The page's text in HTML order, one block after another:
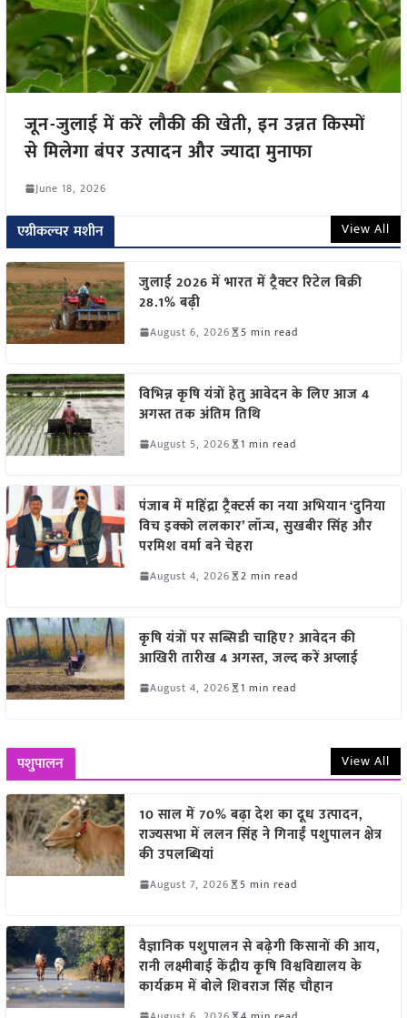
जून-जुलाई में करें लौकी की खेती, इन उन्नत किस्मों
से मिलेगा बंपर उत्पादन और ज्यादा मुनाफा
June 18, 2026
एग्रीकल्चर मशीन View All
जुलाई 2026 में भारत में ट्रैक्टर रिटेल बिक्री
28.1% बढ़ी
August 6, 2026 5 min read
विभिन्न कृषि यंत्रों हेतु आवेदन के लिए आज 4
अगस्त तक अंतिम तिथि
August 5, 2026 1 min read
पंजाब में महिंद्रा ट्रैक्टर्स का नया अभियान ‘दुनिया
विच इक्को ललकार’ लॉन्च, सुखबीर सिंह और
परमिश वर्मा बने चेहरा
August 4, 2026 2 min read
कृषि यंत्रों पर सब्सिडी चाहिए? आवेदन की
आखिरी तारीख 4 अगस्त, जल्द करें अप्लाई
August 4, 2026 1 min read
पशुपालन View All
10 साल में 70% बढ़ा देश का दूध उत्पादन,
राज्यसभा में ललन सिंह ने गिनाईं पशुपालन क्षेत्र
की उपलब्धियां
August 7, 2026 5 min read
वैज्ञानिक पशुपालन से बढ़ेगी किसानों की आय,
रानी लक्ष्मीबाई केंद्रीय कृषि विश्वविद्यालय के
कार्यक्रम में बोले शिवराज सिंह चौहान